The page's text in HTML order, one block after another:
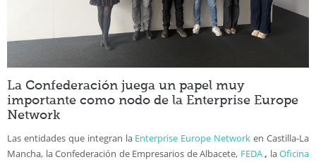
La Confederación juega un papel muy
importante como nodo de la Enterprise Europe
Network
Las entidades que integran la Enterprise Europe Network en Castilla-La
Mancha, la Confederación de Empresarios de Albacete, FEDA, laOficina